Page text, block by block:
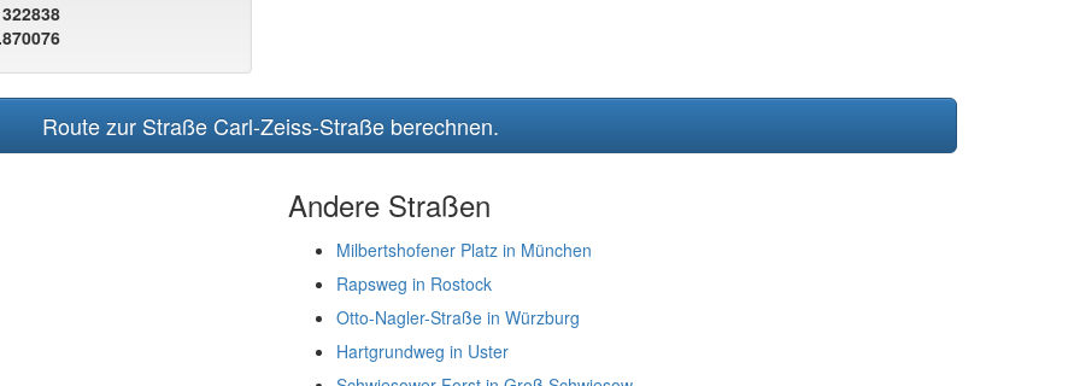
Route zur Straße Carl-Zeiss-Straße berechnen.
Andere Straßen
Milbertshofener Platz in München
Rapsweg in Rostock
Otto-Nagler-Straße in Würzburg
Hartgrundweg in Uster